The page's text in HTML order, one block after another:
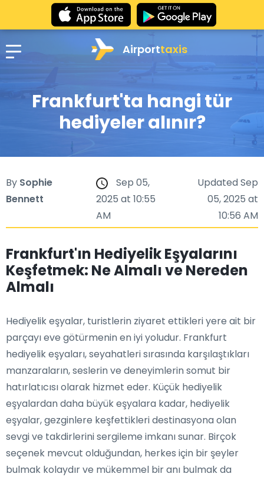
Airporttaxis
Frankfurt'ta hangi tür
hediyeler alınır?
By Sophie
Bennett
Sep 05,
2025 at 10:55
AM
Updated Sep
05, 2025 at
10:56 AM
Frankfurt'ın Hediyelik Eşyalarını
Keşfetmek: Ne Almalı ve Nereden
Almalı
Hediyelik eşyalar, turistlerin ziyaret ettikleri yere ait bir
parçayı eve götürmenin en iyi yoludur. Frankfurt
hediyelik eşyaları, seyahatleri sırasında karşılaştıkları
manzaraların, seslerin ve deneyimlerin somut bir
hatırlatıcısı olarak hizmet eder. Küçük hediyelik
eşyalardan daha büyük eşyalara kadar, hediyelik
eşyalar, gezginlere keşfettikleri destinasyona olan
sevgi ve takdirlerini sergileme imkanı sunar. Birçok
seçenek mevcut olduğundan, herkes için bir şeyler
bulmak kolaydır ve mükemmel bir anı bulmak da